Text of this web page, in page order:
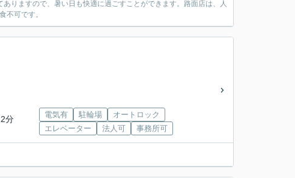
りますので、暑い日も快適に過ごすことができます。路面店は、人
不可です。
分 電気有 駐輪場
オートロック
エレベーター
法人可 事務所可